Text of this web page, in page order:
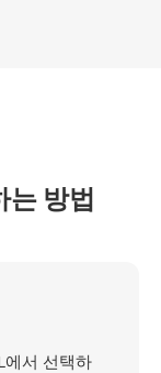
는 방법
서 선택하